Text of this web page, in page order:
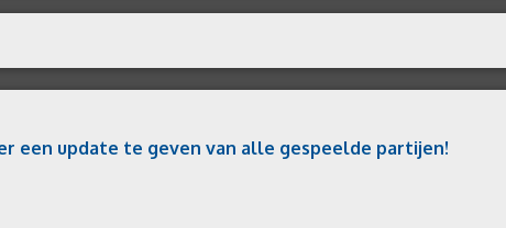
een update te geven van alle gespeelde partijen!